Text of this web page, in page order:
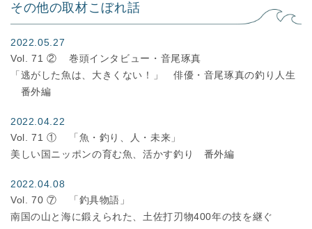
その他の取材こぼれ話
2022.05.27
Vol. 71 ②
巻頭インタビュー・音尾琢真
「逃がした魚は、大きくない！」 俳優・音尾琢真の釣り人生
番外編
2022.04.22
Vol. 71 ①
「魚・釣り、人・未来」
美しい国ニッポンの育む魚、活かす釣り 番外編
2022.04.08
Vol. 70 ⑦
「釣具物語」
南国の山と海に鍛えられた、土佐打刃物400年の技を継ぐ